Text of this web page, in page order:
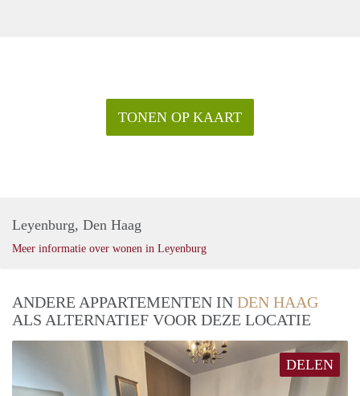
TONEN OP KAART
Leyenburg, Den Haag
Meer informatie over wonen in Leyenburg
ANDERE APPARTEMENTEN IN DEN HAAG
ALS ALTERNATIEF VOOR DEZE LOCATIE
DELEN